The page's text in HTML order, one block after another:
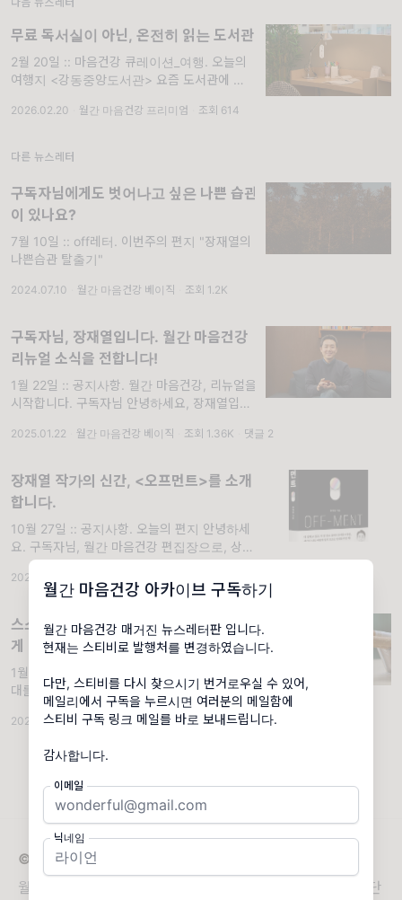
월간 마음건강 아카이브 구독하기
월간 마음건강 매거진 뉴스레터판 입니다.
현재는 스티비로 발행처를 변경하였습니다.
다만, 스티비를 다시 찾으시기 번거로우실 수 있어,
메일리에서 구독을 누르시면 여러분의 메일함에
스티비 구독 링크 메일를 바로 보내드립니다.
감사합니다.
이메일
닉네임
무료 독서실이 아닌, 온전히 읽는 도서관
2월 20일 :: 마음건강 큐레이션_여행. 오늘의
여행지 <강동중앙도서관> 요즘 도서관에 들어
꽂혀 있지만 정작 책을 읽는 사람은 많지 않고,
2026.02.20 월간 마음건강 프리미엄 조회 614
다른 뉴스레터
구독자님에게도 벗어나고 싶은 나쁜 습관
이 있나요?
7월 10일 :: off레터. 이번주의 편지 "장재열의
나쁜습관 탈출기"
2024.07.10 월간 마음건강 베이직 조회 1.2K
구독자님, 장재열입니다. 월간 마음건강
리뉴얼 소식을 전합니다!
1월 22일 :: 공지사항. 월간 마음건강, 리뉴얼을
시작합니다. 구독자님 안녕하세요, 장재열입니
다소 긴 글이지만 꼭 끝까지 읽어주시면 좋겠다
2025.01.22 월간 마음건강 베이직 조회 1.36K 댓글 2
장재열 작가의 신간, <오프먼트>를 소개
합니다.
10월 27일 :: 공지사항. 오늘의 편지 안녕하세
요. 구독자님, 월간 마음건강 편집장으로, 상담
가로, 또 작가로 살아가고 있는 장재열입니다.
2025.10.27
스스로 의지가 약하다고 생각하는 당신에
게
1월 15일 :: off레터. 오늘의 편지 20대와 30
대를 살아오면서 제가 외모에 대해 가장 많이
들은 말 중 하나는 이거였어요. “담배 안 피우실
것 같이 생기셨는데...?”
2025.01.15 · 월간 마음건강 베이직 · 조회 858 · 댓글 11
© 2026 월간 마음건강 아카이브
월간 마음건강이 새로운 보금자리로 이사했습니다. 최상단